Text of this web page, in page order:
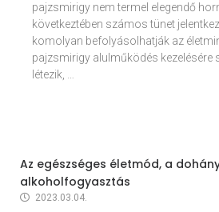
pajzsmirigy nem termel elegendő
következtében számos tünet
komolyan befolyásolhatják az
pajzsmirigy alulműködés
létezik, …
Az egészséges életmód, a
alkoholfogyasztás
2023.03.04.